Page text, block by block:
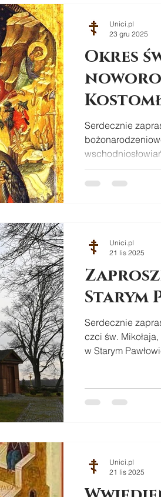
Okres
Serdecznie
Unici.pl
23 gru 2025
Starym
Serdecznie
czci św.
w Starym
Unici.pl
21 lis 2025
Unici.pl
21 lis 2025